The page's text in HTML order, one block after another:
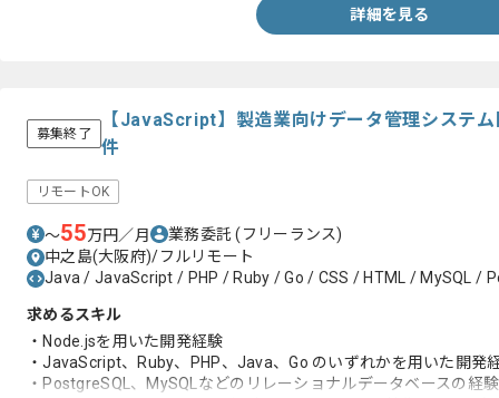
詳細を見る
募集終了
【JavaScript】製造業向けデータ管理システ
件
リモートOK
〜55万円／月 業務委託(フリーランス)
中之島(大阪府)/フルリモート
Java / JavaScript / PHP / Ruby / Go / CSS / HTML / MySQL /
求めるスキル
・Node.jsを用いた開発経験
・JavaScript、Ruby、PHP、Java、Go のいずれかを用いた開発
・PostgreSQL、MySQLなどのリレーショナルデータベースの経験